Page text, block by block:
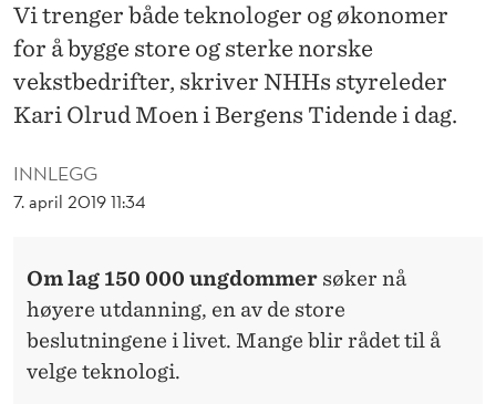
N
O
L
O
G
INNLEGG
7. april 2019 11:34
Vi trenger både teknologer og økonomer
for å bygge store og sterke norske
vekstbedrifter, skriver NHHs styreleder
Kari Olrud Moen i Bergens Tidende i dag.
Om lag 150 000 ungdommer søker nå
høyere utdanning, en av de store
beslutningene i livet. Mange blir rådet til å
velge teknologi.